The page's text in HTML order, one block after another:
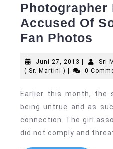
Photographer
Accused Of
Fan Photos
Of
Juni 27, 2013 Juni
27,
Sri
( Sr. Martini ) Sri
Ns.,
M.
Kep.
(
Sr.
0
Earlier this month, the
being untrue and as
connection. The girl
did not comply and